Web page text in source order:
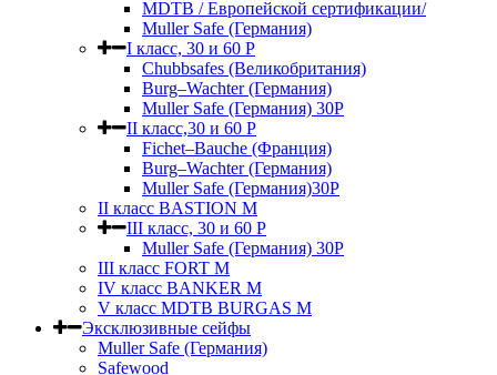
MDTB / Европейской сертификации/
Muller Safe (Германия)
I класс, 30 и 60 P
Chubbsafes (Великобритания)
Burg–Wachter (Германия)
Muller Safe (Германия) 30Р
II класс,30 и 60 P
Fichet–Bauche (Франция)
Burg–Wachter (Германия)
Muller Safe (Германия)30P
II класс BASTION M
III класс, 30 и 60 P
Muller Safe (Германия) 30Р
III класс FORT M
IV класс BANKER M
V класс МDTB BURGAS M
Эксклюзивные сейфы
Muller Safe (Германия)
Safewood